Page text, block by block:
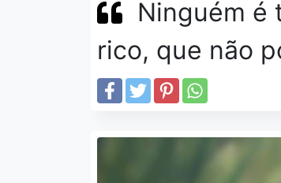
Ninguém é
rico, que não